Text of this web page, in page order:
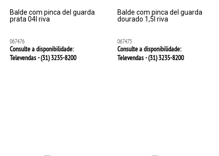
Balde com pinca del guarda
prata 04l riva
067476
Consulte a disponibilidade:
Televendas - (31)3235-8200
Balde com pinca del guarda
dourado 1,5l riva
067475
Consulte a disponibilidade:
Televendas - (31)3235-8200